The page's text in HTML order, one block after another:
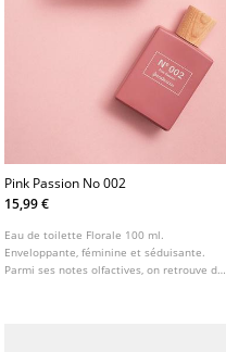
Pink Passion No 002
15,99 €
Eau de toilette Florale 100 ml.
Enveloppante, féminine et séduisante.
Parmi ses notes olfactives, on retrouve des